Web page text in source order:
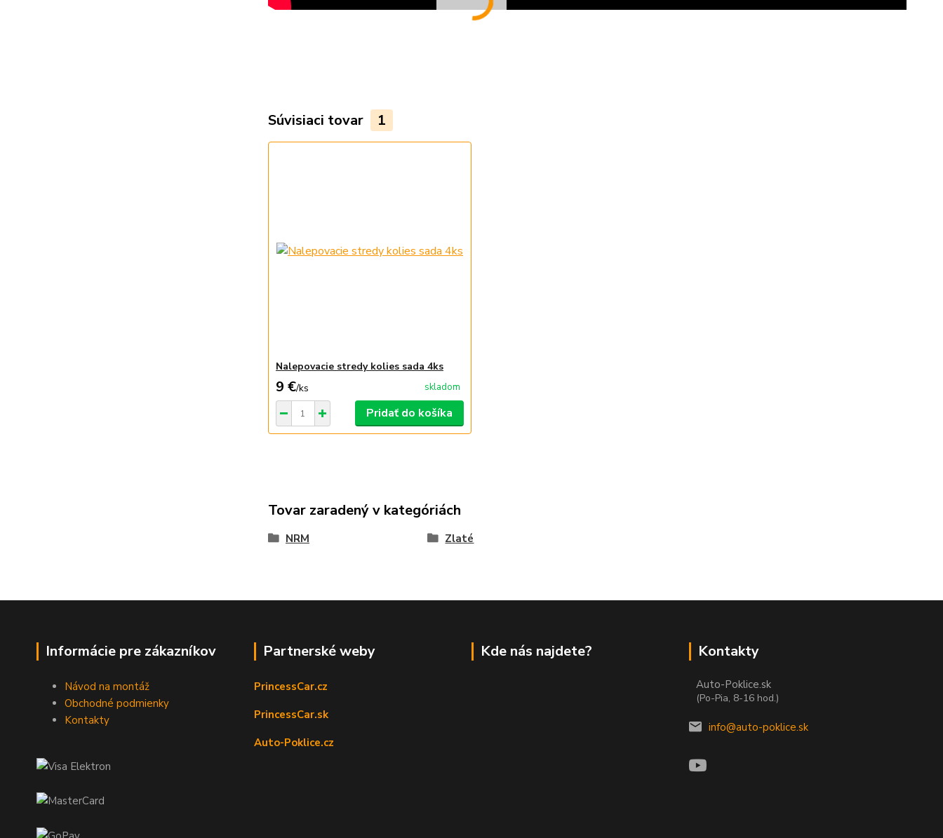
Súvisiaci tovar 1
Nalepovacie stredy kolies sada 4ks
9 €/ks skladom
Pridať do košíka
Tovar zaradený v kategóriách
NRM Zlaté
Informácie pre zákazníkov
Návod na montáž
Obchodné podmienky
Kontakty
Partnerské weby
PrincessCar.cz
PrincessCar.sk
Auto-Poklice.cz
Kde nás najdete? Kontakty
Auto-Poklice.sk
(Po-Pia, 8-16 hod.)
info@auto-poklice.sk